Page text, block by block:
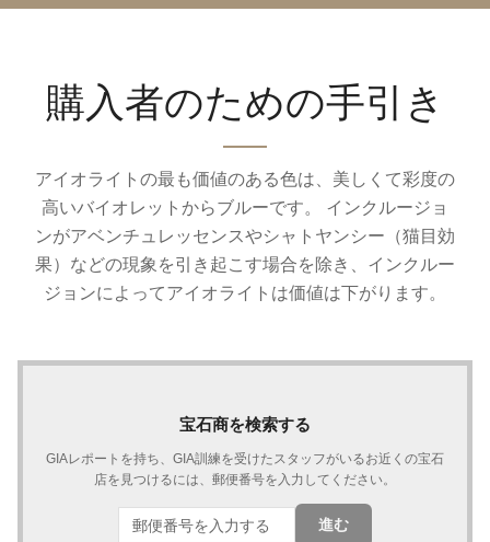
購入者のための手引き
アイオライトの最も価値のある色は、美しくて彩度の
高いバイオレットからブルーです。 インクルージョ
ンがアベンチュレッセンスやシャトヤンシー（猫目効
果）などの現象を引き起こす場合を除き、インクルー
ジョンによってアイオライトは価値は下がります。
宝石商を検索する
GIAレポートを持ち、GIA訓練を受けたスタッフがいるお近くの宝石
店を見つけるには、郵便番号を入力してください。
進む